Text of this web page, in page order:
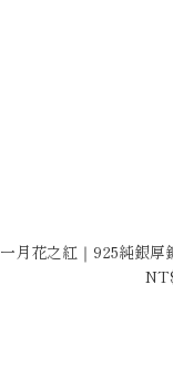
一月花之紅｜925純銀